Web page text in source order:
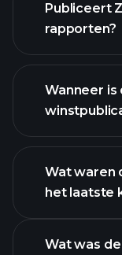
onze lijst
Publiceert
rapporten?
Wanneer is
Wat waren
het laatste
Wat was